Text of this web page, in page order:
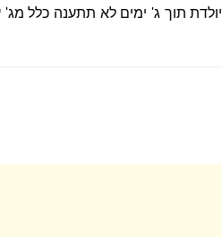
יולדת תוך ג' ימים לא תתענה כלל מג'